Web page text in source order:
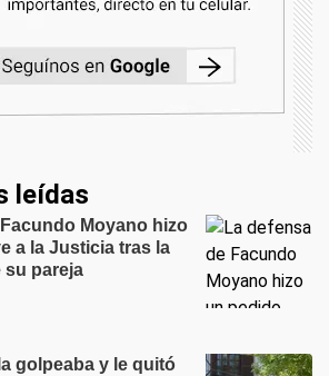
leídas
Moyano hizo
a la Justicia tras la
su pareja
golpeaba y le quitó